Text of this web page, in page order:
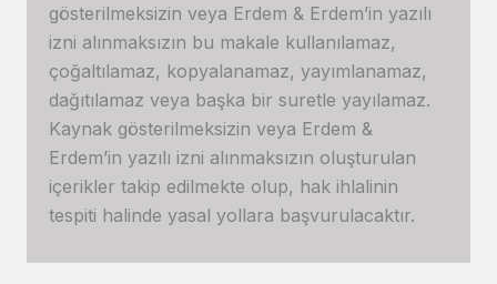
gösterilmeksizin veya Erdem & Erdem’in yazılı
izni alınmaksızın bu makale kullanılamaz,
çoğaltılamaz, kopyalanamaz, yayımlanamaz,
dağıtılamaz veya başka bir suretle yayılamaz.
Kaynak gösterilmeksizin veya Erdem &
Erdem’in yazılı izni alınmaksızın oluşturulan
içerikler takip edilmekte olup, hak ihlalinin
tespiti halinde yasal yollara başvurulacaktır.